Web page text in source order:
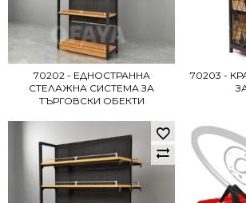
70202 - EДНОСТРАННА
СТЕЛАЖНА СИСТЕМА ЗА
ТЪРГОВСКИ ОБЕКТИ
70203 -